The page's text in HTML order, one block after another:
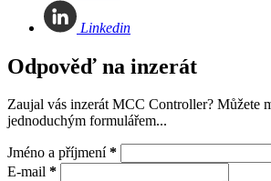
Linkedin
Odpověď na inzerát
Zaujal vás inzerát MCC Controller? Můžete
jednoduchým formulářem...
Jméno a příjmení *
E-mail *